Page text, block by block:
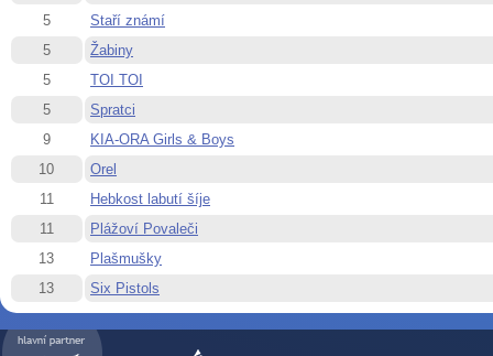
5
Staří známí
5
Žabiny
5
TOI TOI
5
Spratci
9
KIA-ORA Girls & Boys
10
Orel
11
Hebkost labutí šíje
11
Plážoví Povaleči
13
Plašmušky
13
Six Pistols